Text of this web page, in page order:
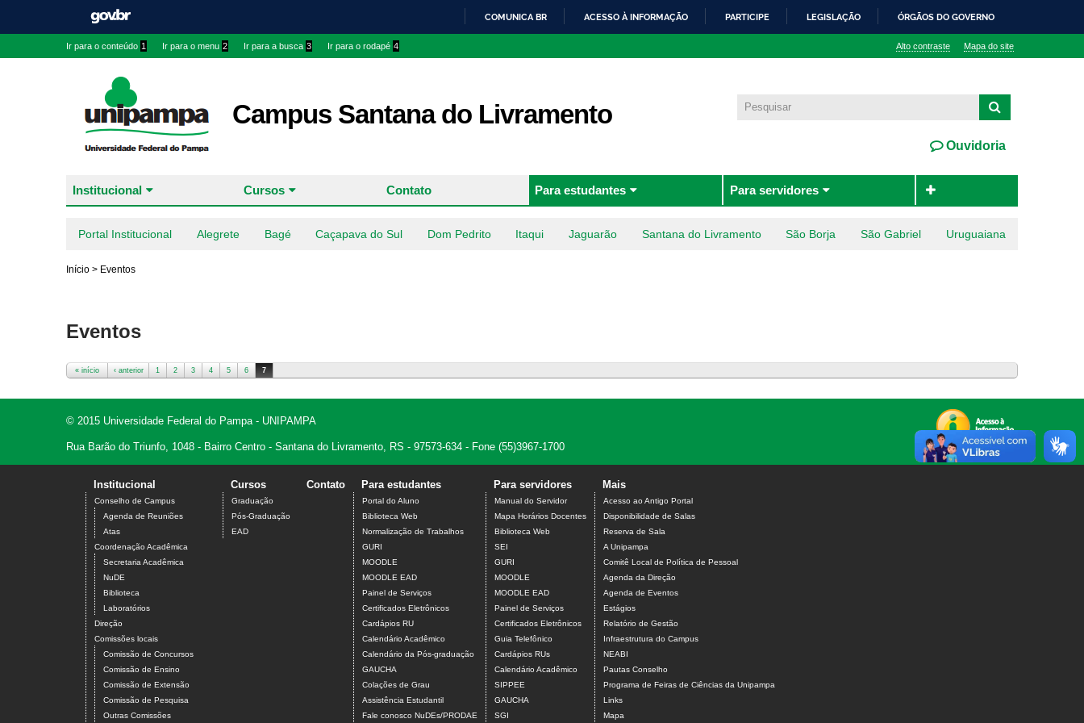
COMUNICA BR ACESSO À INFORMAÇÃO PARTICIPE LEGISLAÇÃO ÓRGÃOS DO GOVERNO
Ir para o conteúdo 1 Ir para o menu 2 Ir para a busca 3 Ir para o rodapé 4 Alto contraste Mapa do site
Campus Santana do Livramento
Ouvidoria
Institucional Cursos Contato Para estudantes Para servidores
Portal Institucional Alegrete Bagé Caçapava do Sul Dom Pedrito Itaqui Jaguarão Santana do Livramento São Borja São Gabriel Uruguaiana
Início > Eventos
Eventos
« início ‹ anterior 1 2 3 4 5 6 7
© 2015 Universidade Federal do Pampa - UNIPAMPA
Rua Barão do Triunfo, 1048 - Bairro Centro - Santana do Livramento, RS - 97573-634 - Fone (55)3967-1700
Institucional
Conselho de Campus
Agenda de Reuniões
Atas
Coordenação Acadêmica
Secretaria Acadêmica
NuDE
Biblioteca
Laboratórios
Direção
Comissões locais
Comissão de Concursos
Comissão de Ensino
Comissão de Extensão
Comissão de Pesquisa
Outras Comissões
Cursos
Graduação
Pós-Graduação
EAD
Contato Para estudantes
Portal do Aluno
Biblioteca Web
Normalização de Trabalhos
GURI
MOODLE
MOODLE EAD
Painel de Serviços
Certificados Eletrônicos
Cardápios RU
Calendário Acadêmico
Calendário da Pós-graduação
GAUCHA
Colações de Grau
Assistência Estudantil
Fale conosco NuDEs/PRODAE
Para servidores
Manual do Servidor
Mapa Horários Docentes
Biblioteca Web
SEI
GURI
MOODLE
MOODLE EAD
Painel de Serviços
Certificados Eletrônicos
Guia Telefônico
Cardápios RUs
Calendário Acadêmico
SIPPEE
GAUCHA
SGI
Mais
Acesso ao Antigo Portal
Disponibilidade de Salas
Reserva de Sala
A Unipampa
Comitê Local de Política de Pessoal
Agenda da Direção
Agenda de Eventos
Estágios
Relatório de Gestão
Infraestrutura do Campus
NEABI
Pautas Conselho
Programa de Feiras de Ciências da Unipampa
Links
Mapa